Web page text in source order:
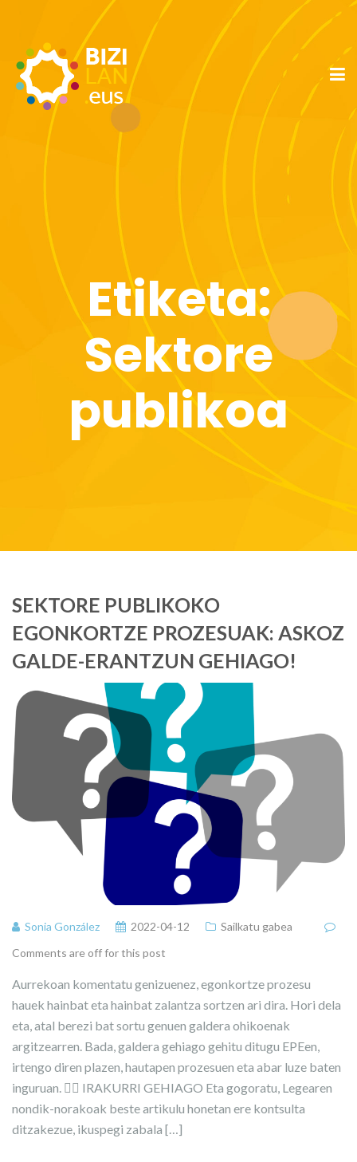
Etiketa:
Sektore
publikoa
SEKTORE PUBLIKOKO
EGONKORTZE PROZESUAK: ASKOZ
GALDE-ERANTZUN GEHIAGO!
Sonia González 2022-04-12
Sailkatu gabea
Comments are off for this post
Aurrekoan komentatu genizuenez, egonkortze prozesu
hauek hainbat eta hainbat zalantza sortzen ari dira. Hori dela
eta, atal berezi bat sortu genuen galdera ohikoenak
argitzearren. Bada, galdera gehiago gehitu ditugu EPEen,
irtengo diren plazen, hautapen prozesuen eta abar luze baten
inguruan. 👉🏼 IRAKURRI GEHIAGO Eta gogoratu, Legearen
nondik-norakoak beste artikulu honetan ere kontsulta
ditzakezue, ikuspegi zabala […]